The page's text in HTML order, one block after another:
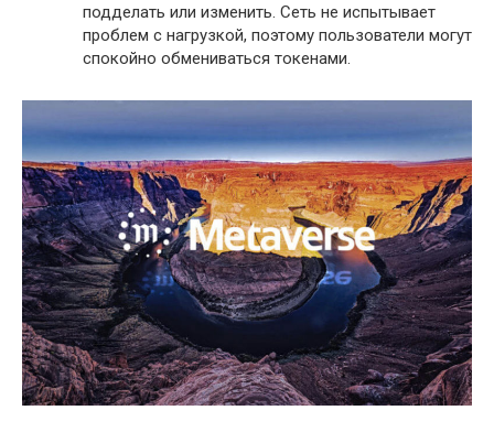
подделать или изменить. Сеть не испытывает
проблем с нагрузкой, поэтому пользователи могут
спокойно обмениваться токенами.